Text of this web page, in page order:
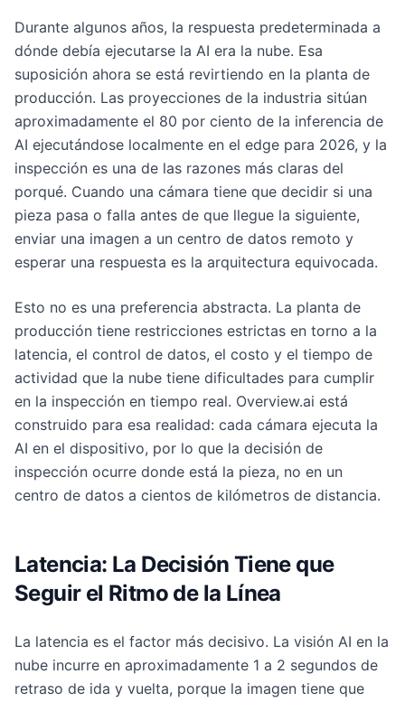
Durante algunos años, la respuesta predeterminada a
dónde debía ejecutarse la AI era la nube. Esa
suposición ahora se está revirtiendo en la planta de
producción. Las proyecciones de la industria sitúan
aproximadamente el 80 por ciento de la inferencia de
AI ejecutándose localmente en el edge para 2026, y la
inspección es una de las razones más claras del
porqué. Cuando una cámara tiene que decidir si una
pieza pasa o falla antes de que llegue la siguiente,
enviar una imagen a un centro de datos remoto y
esperar una respuesta es la arquitectura equivocada.
Esto no es una preferencia abstracta. La planta de
producción tiene restricciones estrictas en torno a la
latencia, el control de datos, el costo y el tiempo de
actividad que la nube tiene dificultades para cumplir
en la inspección en tiempo real. Overview.ai está
construido para esa realidad: cada cámara ejecuta la
AI en el dispositivo, por lo que la decisión de
inspección ocurre donde está la pieza, no en un
centro de datos a cientos de kilómetros de distancia.
Latencia: La Decisión Tiene que
Seguir el Ritmo de la Línea
La latencia es el factor más decisivo. La visión AI en la
nube incurre en aproximadamente 1 a 2 segundos de
retraso de ida y vuelta, porque la imagen tiene que